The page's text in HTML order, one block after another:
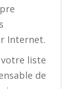
Internet.
votre liste
de